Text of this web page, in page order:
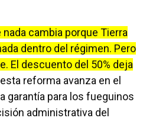
cambia porque Tierra
dentro del régimen. Pero
El descuento del 50% deja
reforma avanza en el
garantía para los fueguinos
administrativa del